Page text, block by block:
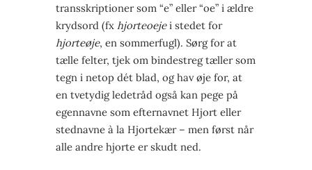
transskriptioner som “e” eller “oe” i ældre
krydsord (fx hjorteoejei stedet for
hjorteøje, en sommerfugl). Sørg for at
tælle felter, tjek om bindestreg tæller som
tegn i netop dét blad, og hav øje for, at
en tvetydig ledetråd også kan pege på
egennavne som efternavnet Hjort eller
stednavne à la Hjortekær – men først når
alle andre hjorte er skudt ned.